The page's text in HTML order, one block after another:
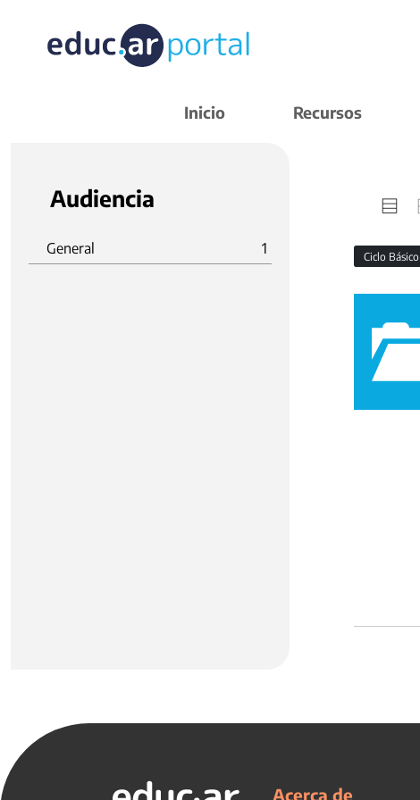
Inicio Recursos
Audiencia
General 1 Ciclo Básico
Acerca de